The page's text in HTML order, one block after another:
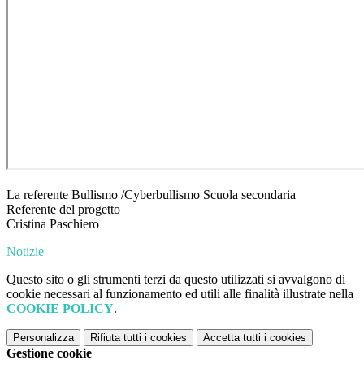
La referente Bullismo /Cyberbullismo Scuola secondaria
Referente del progetto
Cristina Paschiero
Notizie
Questo sito o gli strumenti terzi da questo utilizzati si avvalgono di
cookie necessari al funzionamento ed utili alle finalità illustrate nella
COOKIE POLICY.
Personalizza Rifiuta tutti i cookies Accetta tutti i cookies
Gestione cookie